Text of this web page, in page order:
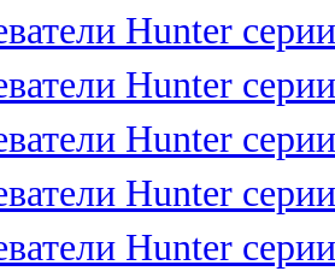
Hunter
Hunter
Hunter
Hunter
Hunter